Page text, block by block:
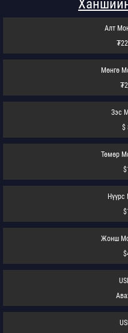
Алт
Мөнгө
Зэс
$
Төмөр
Нүүрс
Жонш